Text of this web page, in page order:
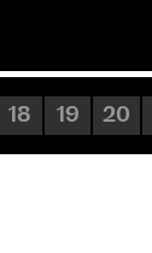
18 19 20